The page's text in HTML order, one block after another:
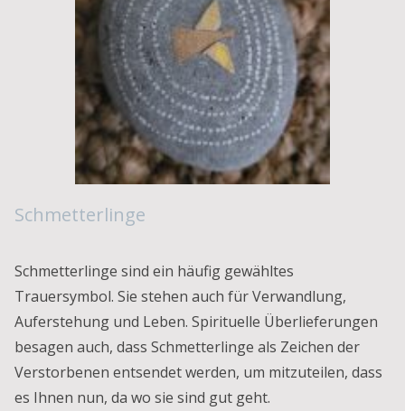
Schmetterlinge
Schmetterlinge sind ein häufig gewähltes
Trauersymbol. Sie stehen auch für Verwandlung,
Auferstehung und Leben. Spirituelle Überlieferungen
besagen auch, dass Schmetterlinge als Zeichen der
Verstorbenen entsendet werden, um mitzuteilen, dass
es Ihnen nun, da wo sie sind gut geht.